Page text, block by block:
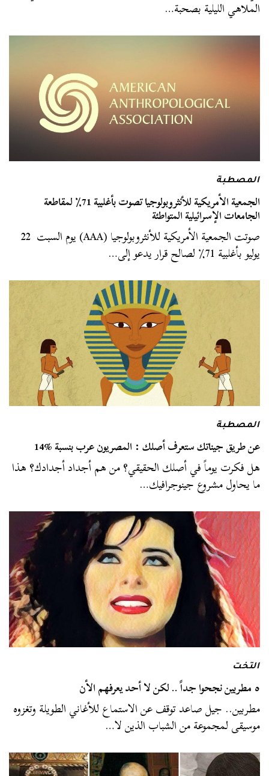
الملاهي الليلية بصحبة…
المصطبة
الجمعية الأمريكية للأنثروبولوجيا تصوت بأغلبية 71٪ لمقاطعة
الجامعات الإسرائيلية المتواطئة
صوتت الجمعية الأمريكية للأنثروبولوجيا (AAA) يوم السبت 22
يوليو بأغلبية 71٪ لصالح قرار يدعو إلى…
المصطبة
عن طريق جيناتك ستعرف أصلك : المصريون عرب بنسبة %14
هل فكرت يوماً في أصلك الحقيقي؟ من هم أجداد أجدادك؟ هذا
ما يحاول مشروع جينوجرافيك…
التخت
٥ مطربين نجحوا جداً .. لكن لا أحد يعرفهم الأن
مطربين.. جيل صاعد توقف عن الاستماع للأغاني الطويلة وتغزوه
موسيقى لمجموعة من الشباب الذين لا…